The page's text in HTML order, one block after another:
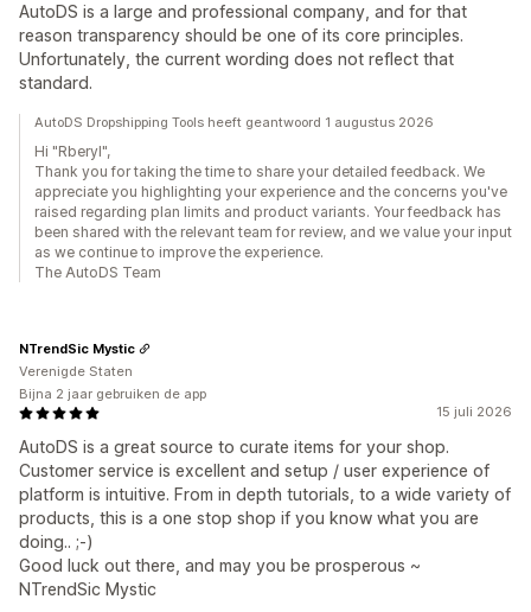
AutoDS is a large and professional company, and for that
reason transparency should be one of its core principles.
Unfortunately, the current wording does not reflect that
standard.
AutoDS Dropshipping Tools heeft geantwoord 1 augustus 2026
Hi "Rberyl",
Thank you for taking the time to share your detailed feedback. We
appreciate you highlighting your experience and the concerns you've
raised regarding plan limits and product variants. Your feedback has
been shared with the relevant team for review, and we value your input
as we continue to improve the experience.
The AutoDS Team
15 juli 2026
AutoDS is a great source to curate items for your shop.
Customer service is excellent and setup / user experience of
platform is intuitive. From in depth tutorials, to a wide variety of
products, this is a one stop shop if you know what you are
doing.. ;-)
Good luck out there, and may you be prosperous ~
NTrendSic Mystic
NTrendSic Mystic
Verenigde Staten
Bijna 2 jaar gebruiken de app